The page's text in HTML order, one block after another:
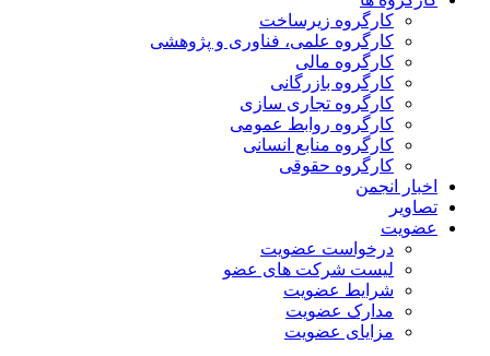
کارگروه زیرساخت
کارگروه علمی، فناوری و پژوهشی
کارگروه مالی
کارگروه بازرگانی
کارگروه تجاری سازی
کارگروه روابط عمومی
کارگروه منابع انسانی
کارگروه حقوقی
اخبار انجمن
تصاویر
عضویت
درخواست عضویت
لیست شرکت های عضو
شرایط عضویت
مدارک عضویت
مزایای عضویت